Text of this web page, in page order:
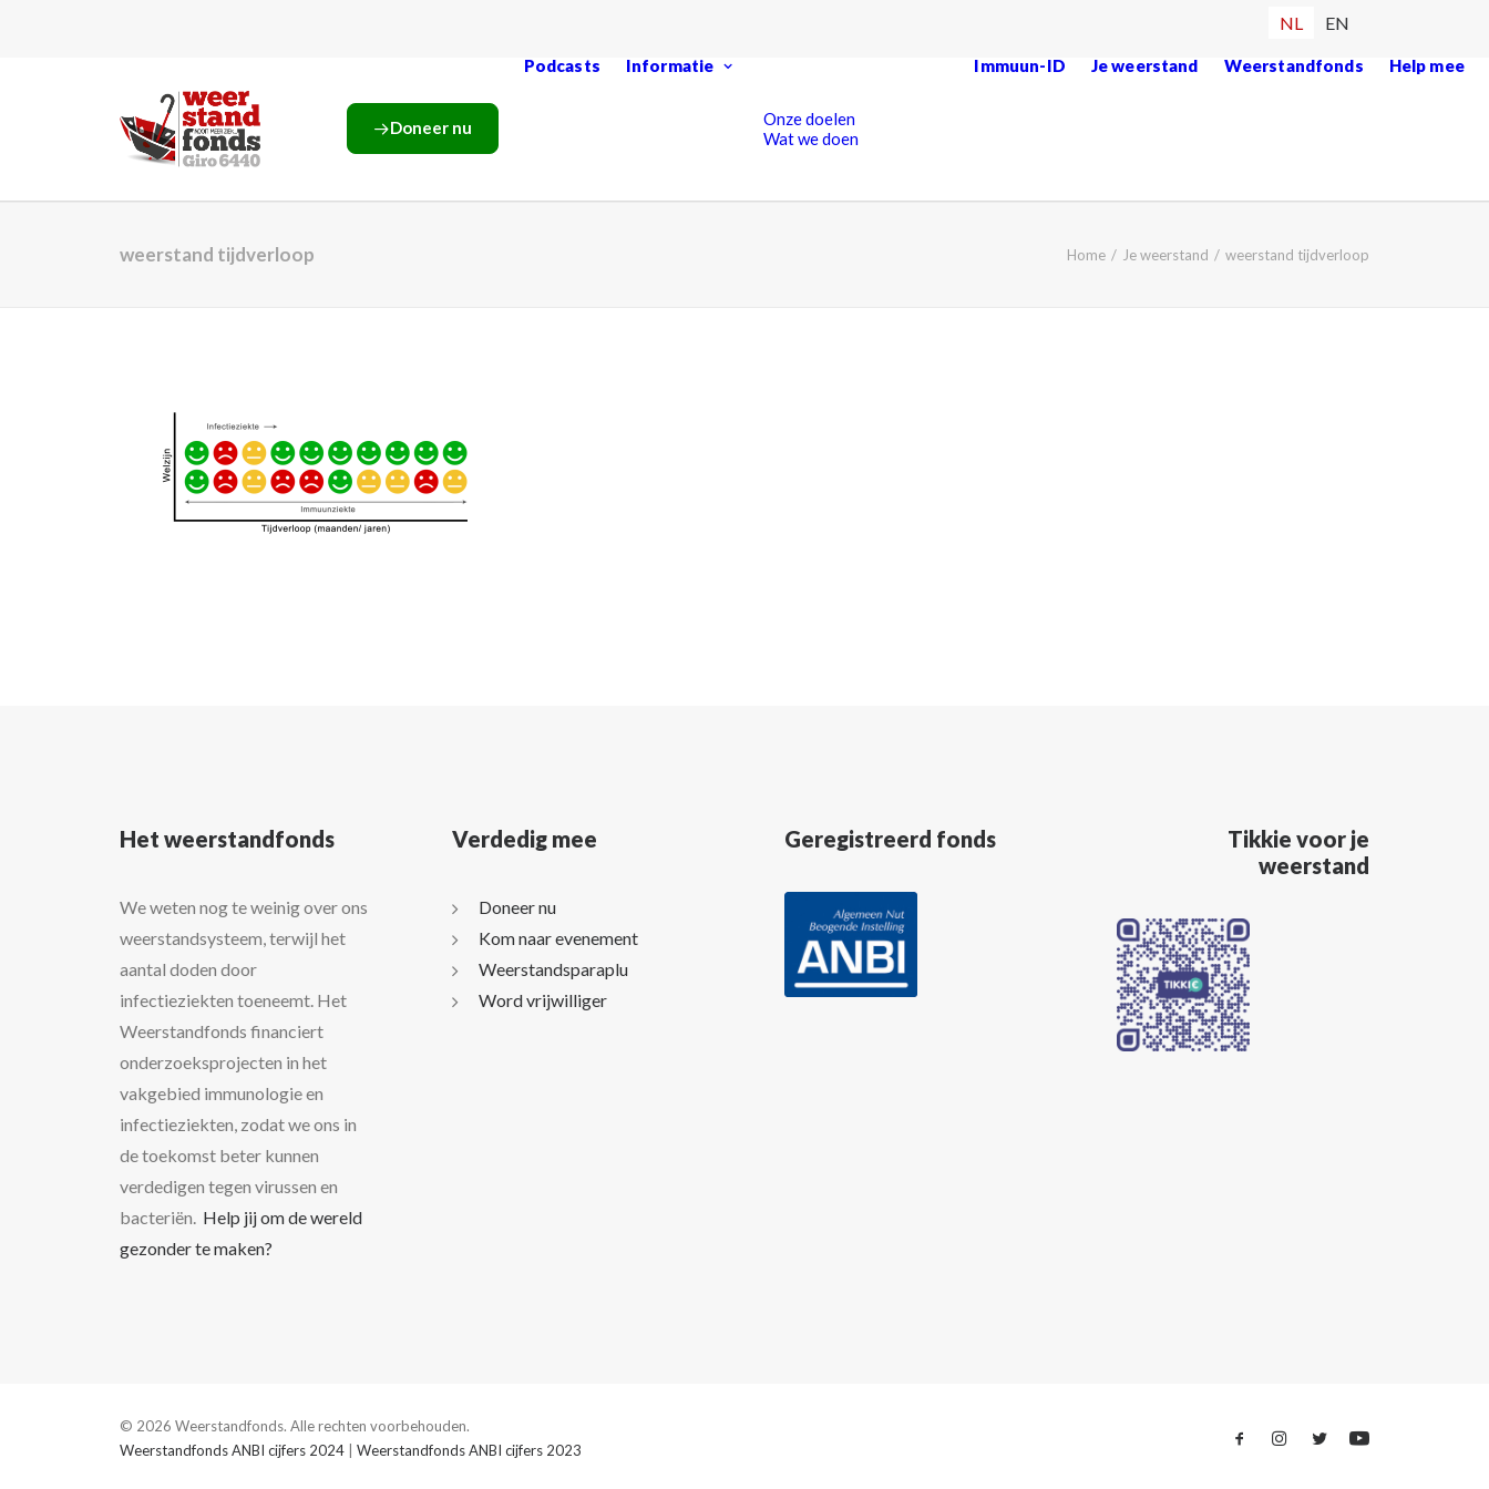
NL EN
Doneer nu
Podcasts Informatie
Onze doelen
Wat we doen
Immuun-ID Je weerstand Weerstandfonds Help mee
weerstand tijdverloop Home Je weerstand weerstand tijdverloop
Het weerstandfonds
We weten nog te weinig over ons
weerstandsysteem, terwijl het
aantal doden door
infectieziekten toeneemt. Het
Weerstandfonds financiert
onderzoeksprojecten in het
vakgebied immunologie en
infectieziekten, zodat we ons in
de toekomst beter kunnen
verdedigen tegen virussen en
bacteriën. Help jij om de wereld
gezonder te maken?
Verdedig mee
Doneer nu
Kom naar evenement
Weerstandsparaplu
Word vrijwilliger
Geregistreerd fonds
Tikkie voor je
weerstand
© 2026 Weerstandfonds. Alle rechten voorbehouden.
Weerstandfonds ANBI cijfers 2024
Weerstandfonds ANBI cijfers 2023